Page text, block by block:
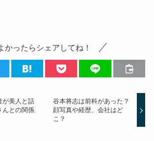
かったらシェアしてね！
が美人と話
んとの関係
谷本将志は前科があった？
顔写真や経歴、会社はど
こ？